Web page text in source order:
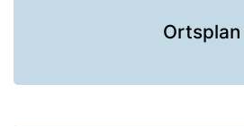
Ortsplan